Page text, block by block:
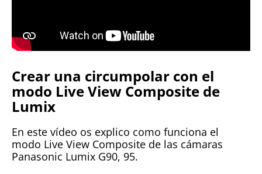
Crear una circumpolar con el
modo Live View Composite de
Lumix
En este vídeo os explico como funciona el
modo Live View Composite de las cámaras
Panasonic Lumix G90, 95.